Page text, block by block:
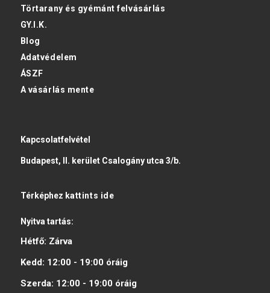
Törtarany és gyémánt felvásárlás
GY.I.K.
Blog
Adatvédelem
ÁSZF
A vásárlás mente
Kapcsolatfelvétel
Budapest, II. kerület Csalogány utca 3/b.
Térképhez kattints ide
Nyitva tartás:
Hétfő: Zárva
Kedd: 12:00 - 19:00 óráig
Szerda: 12:00 - 19:00 óráig